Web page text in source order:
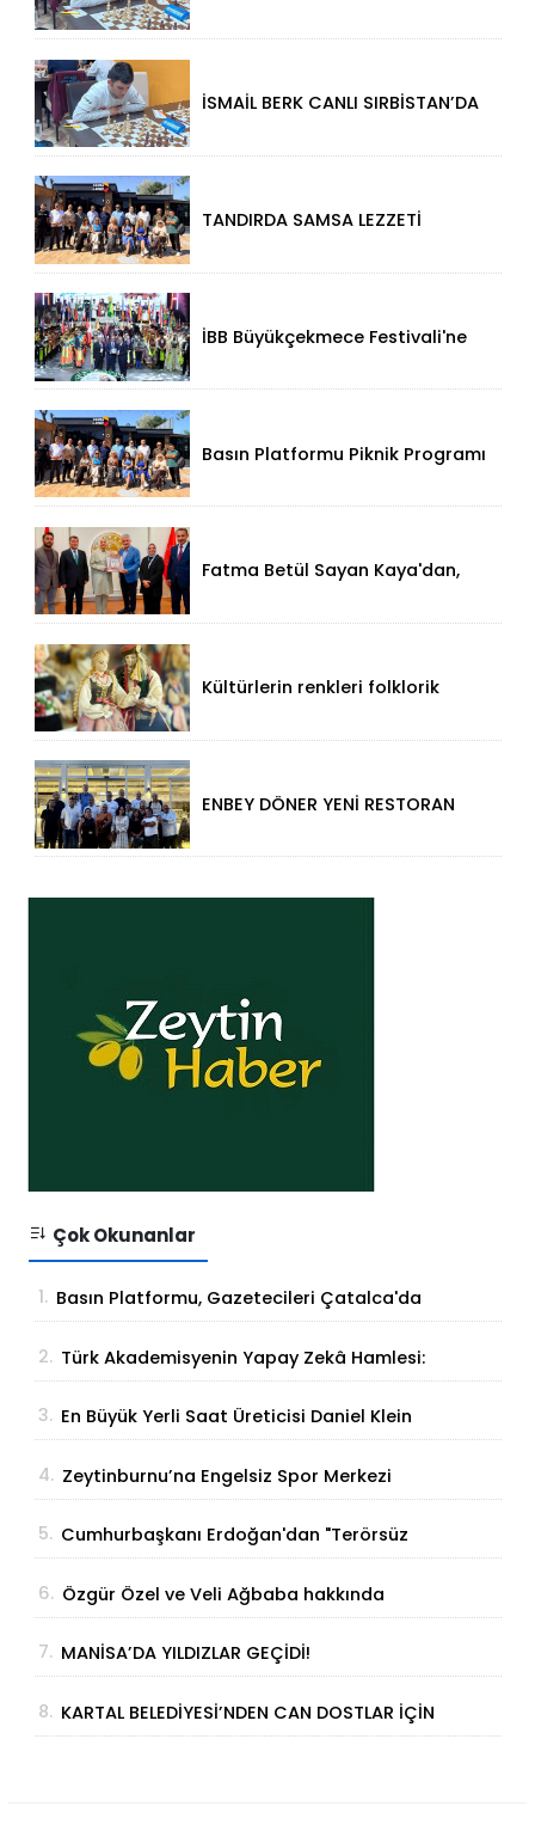
İSMAİL BERK CANLI SIRBİSTAN’DA
TANDIRDA SAMSA LEZZETİ
İBB Büyükçekmece Festivali'ne
Basın Platformu Piknik Programı
Fatma Betül Sayan Kaya'dan,
Kültürlerin renkleri folklorik
ENBEY DÖNER YENİ RESTORAN
Çok Okunanlar
1. Basın Platformu, Gazetecileri Çatalca'da
2. Türk Akademisyenin Yapay Zekâ Hamlesi:
Parmak İzinden Kişiye Özel Analiz
3. En Büyük Yerli Saat Üreticisi Daniel Klein
4. Zeytinburnu’na Engelsiz Spor Merkezi
Geliyor
5. Cumhurbaşkanı Erdoğan'dan "Terörsüz
Perçinleyecek"
6. Özgür Özel ve Veli Ağbaba hakkında
fezleke Adalet Bakanlığı’na gönderildi
7. MANİSA’DA YILDIZLAR GEÇİDİ!
8. KARTAL BELEDİYESİ’NDEN CAN DOSTLAR İÇİN
DEV YATIRIM!